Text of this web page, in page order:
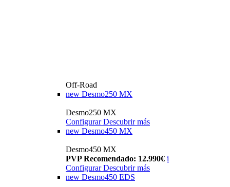
Off-Road
new Desmo250 MX
Desmo250 MX
Configurar Descubrir más
new Desmo450 MX
Desmo450 MX
PVP Recomendado: 12.990€ i
Configurar Descubrir más
new Desmo450 EDS